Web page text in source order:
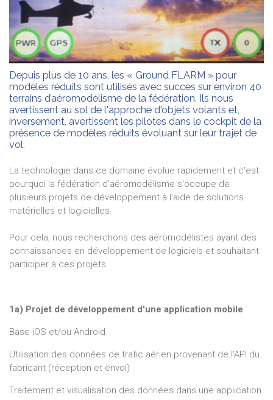
Depuis plus de 10 ans, les « Ground FLARM » pour
modèles réduits sont utilisés avec succès sur environ 40
terrains d’aéromodélisme de la fédération. Ils nous
avertissent au sol de l'approche d'objets volants et,
inversement, avertissent les pilotes dans le cockpit de la
présence de modèles réduits évoluant sur leur trajet de
vol.
La technologie dans ce domaine évolue rapidement et c'est
pourquoi la fédération d'aéromodélisme s'occupe de
plusieurs projets de développement à l'aide de solutions
matérielles et logicielles.
Pour cela, nous recherchons des aéromodélistes ayant des
connaissances en développement de logiciels et souhaitant
participer à ces projets.
1a) Projet de développement d'une application mobile
Base iOS et/ou Android
Utilisation des données de trafic aérien provenant de l'API du
fabricant (réception et envoi)
Traitement et visualisation des données dans une application